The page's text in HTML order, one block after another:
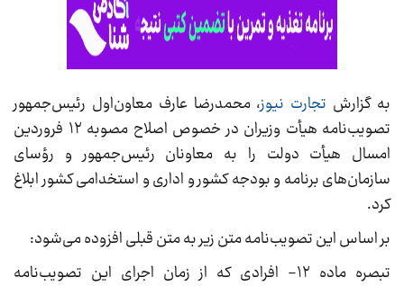
به گزارش تجارت نیوز، محمدرضا عارف معاون‌اول رئیس‌جمهور
تصویب‌نامه هیأت وزیران در خصوص اصلاح مصوبه ۱۲ فروردین
امسال هیأت دولت را به معاونان رئیس‌جمهور و رؤسای
سازمان‌های برنامه و بودجه کشور و اداری و استخدامی کشور ابلاغ
کرد.
بر اساس این تصویب‌نامه متن زیر به متن قبلی افزوده می‌شود:
تبصره ماده ۱۲- افرادی که از زمان اجرای این تصویب‌نامه